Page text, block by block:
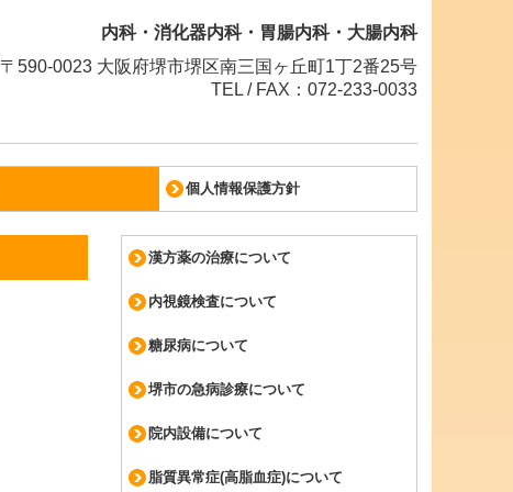
内科・消化器内科・胃腸内科・大腸内科
〒590-0023 大阪府堺市堺区南三国ヶ丘町1丁2番25号
TEL / FAX：072-233-0033
個人情報保護方針
漢方薬の治療について
内視鏡検査について
糖尿病について
堺市の急病診療について
院内設備について
脂質異常症(高脂血症)について